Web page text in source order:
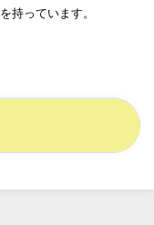
持っています。